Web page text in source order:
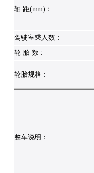
轴 距(mm)：
驾驶室乘人数：
轮 胎 数：
轮胎规格：
整车说明：